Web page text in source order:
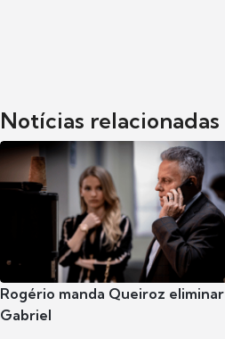
Notícias relacionadas
Rogério manda Queiroz eliminar
Gabriel